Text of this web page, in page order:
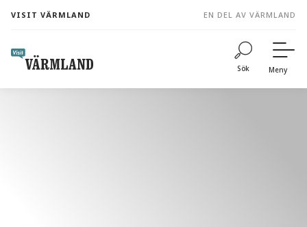
content
VISIT VÄRMLAND EN DEL AV VÄRMLAND
Sök Meny